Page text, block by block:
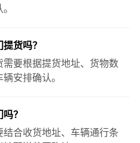
货吗？
需要根据提货地址、货物数
安排确认。
？
结合收货地址、车辆通行条